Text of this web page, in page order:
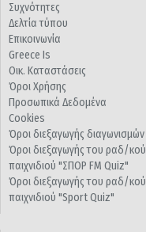
Συχνότητες
Δελτία τύπου
Επικοινωνία
Greece Is
Οικ. Καταστάσεις
Όροι Χρήσης
Προσωπικά Δεδομένα
Cookies
Όροι διεξαγωγής διαγωνισμών
Όροι διεξαγωγής του ραδ/κού
παιχνιδιού "ΣΠΟΡ FM Quiz"
Όροι διεξαγωγής του ραδ/κού
παιχνιδιού "Sport Quiz"